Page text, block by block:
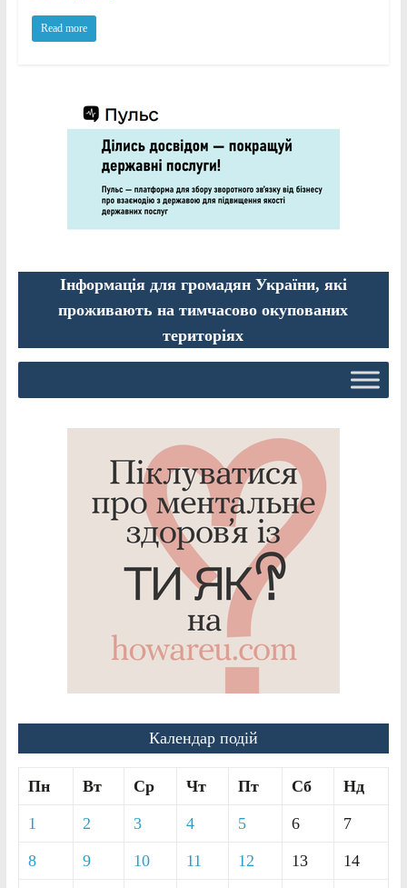
Read more
Інформація для громадян України, які
проживають на тимчасово окупованих
територіях
Календар подій
Пн Вт Ср Чт Пт Сб Нд
1 2 3 4 5 6 7
8 9 10 11 12 13 14